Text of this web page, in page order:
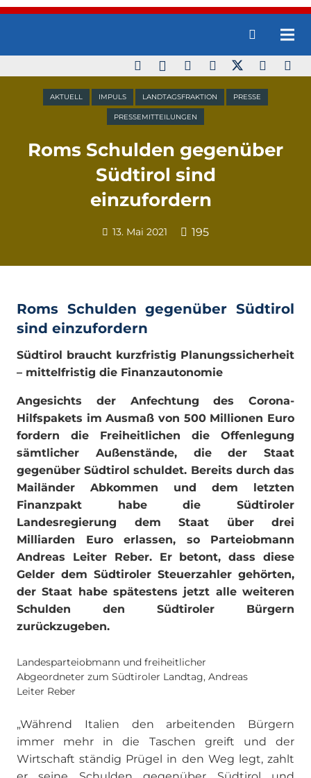
AKTUELL IMPULS LANDTAGSFRAKTION PRESSE
PRESSEMITTEILUNGEN
Roms Schulden gegenüber
Südtirol sind
einzufordern
13. Mai 2021 195
Roms Schulden gegenüber Südtirol
sind einzufordern
Südtirol braucht kurzfristig Planungssicherheit
– mittelfristig die Finanzautonomie
Angesichts der Anfechtung des Corona-
Hilfspakets im Ausmaß von 500 Millionen Euro
fordern die Freiheitlichen die Offenlegung
sämtlicher Außenstände, die der Staat
gegenüber Südtirol schuldet. Bereits durch das
Mailänder Abkommen und dem letzten
Finanzpakt habe die Südtiroler
Landesregierung dem Staat über drei
Milliarden Euro erlassen, so Parteiobmann
Andreas Leiter Reber. Er betont, dass diese
Gelder dem Südtiroler Steuerzahler gehörten,
der Staat habe spätestens jetzt alle weiteren
Schulden den Südtiroler Bürgern
zurückzugeben.
Landesparteiobmann und freiheitlicher
Abgeordneter zum Südtiroler Landtag, Andreas
Leiter Reber
„Während Italien den arbeitenden Bürgern
immer mehr in die Taschen greift und der
Wirtschaft ständig Prügel in den Weg legt, zahlt